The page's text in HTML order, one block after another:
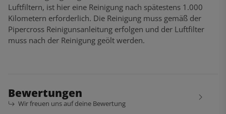
Luftfiltern, ist hier eine Reinigung nach spätestens 1.000
Kilometern erforderlich. Die Reinigung muss gemäß der
Pipercross Reinigunsanleitung erfolgen und der Luftfilter
muss nach der Reinigung geölt werden.
Bewertungen
Wir freuen uns auf deine Bewertung